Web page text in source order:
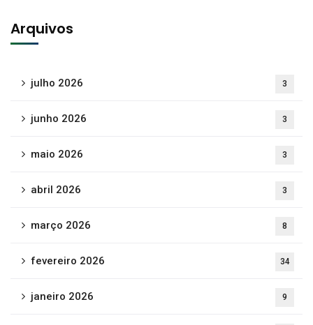
Arquivos
julho 2026 3
junho 2026 3
maio 2026 3
abril 2026 3
março 2026 8
fevereiro 2026 34
janeiro 2026 9